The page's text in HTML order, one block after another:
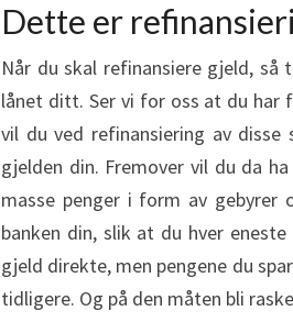
Dette er
Når du skal refinansiere gjeld,
lånet ditt. Ser vi for oss at du har
vil du ved refinansiering av disse
gjelden din. Fremover vil du da
masse penger i form av gebyrer
banken din, slik at du hver
gjeld direkte, men pengene du
tidligere. Og på den måten bli